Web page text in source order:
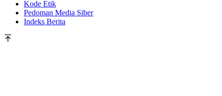
Kode Etik
Pedoman Media Siber
Indeks Berita